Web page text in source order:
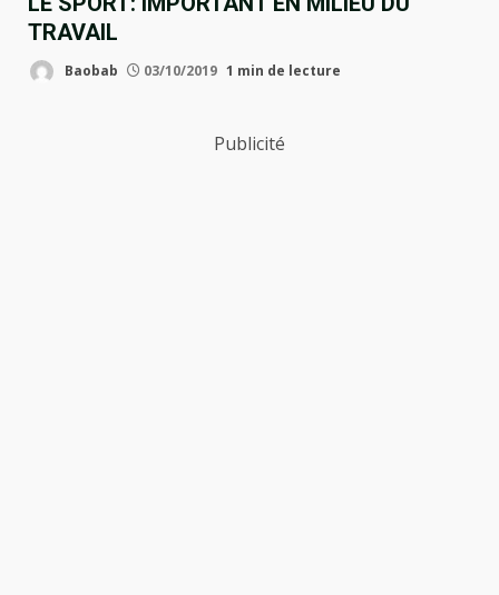
TRAVAIL
Baobab 03/10/2019 1 min de lecture
Publicité